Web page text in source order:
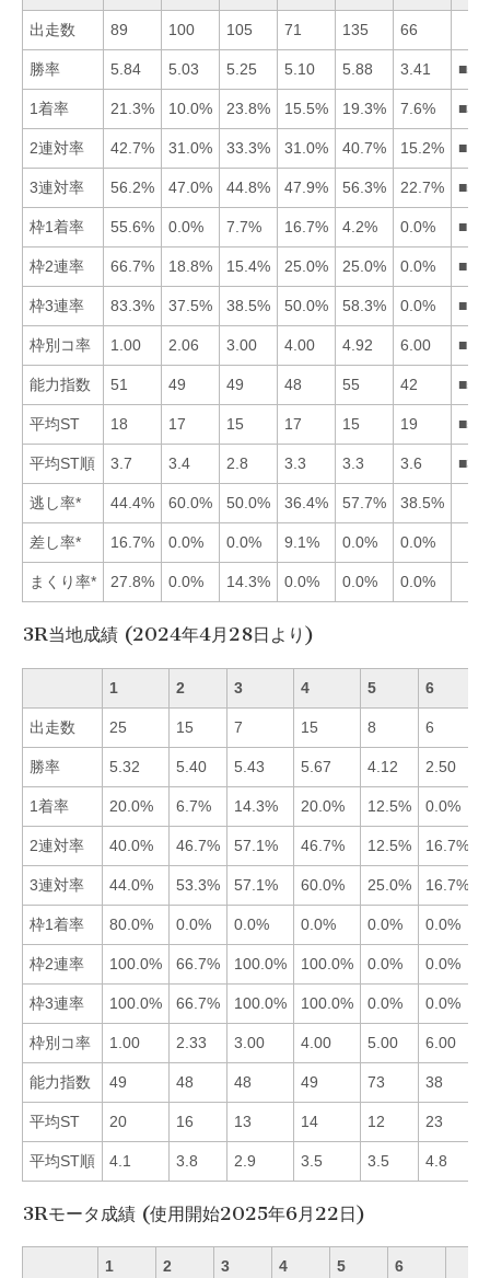
出走数 89 100 105 71 135 66
勝率 5.84 5.03 5.25 5.10 5.88 3.41
1着率 21.3% 10.0% 23.8% 15.5% 19.3% 7.6%
2連対率 42.7% 31.0% 33.3% 31.0% 40.7% 15.2%
3連対率 56.2% 47.0% 44.8% 47.9% 56.3% 22.7%
枠1着率 55.6% 0.0% 7.7% 16.7% 4.2% 0.0%
枠2連率 66.7% 18.8% 15.4% 25.0% 25.0% 0.0%
枠3連率 83.3% 37.5% 38.5% 50.0% 58.3% 0.0%
枠別コ率 1.00 2.06 3.00 4.00 4.92 6.00
能力指数 51 49 49 48 55 42
平均ST 18 17 15 17 15 19
平均ST順 3.7 3.4 2.8 3.3 3.3 3.6
逃し率* 44.4% 60.0% 50.0% 36.4% 57.7% 38.5%
差し率* 16.7% 0.0% 0.0% 9.1% 0.0% 0.0%
まくり率* 27.8% 0.0% 14.3% 0.0% 0.0% 0.0%
3R当地成績 (2024年4月28日より)
1 2 3 4 5 6
出走数 25 15 7 15 8 6
勝率 5.32 5.40 5.43 5.67 4.12 2.50
1着率 20.0% 6.7% 14.3% 20.0% 12.5% 0.0%
2連対率 40.0% 46.7% 57.1% 46.7% 12.5% 16.7%
3連対率 44.0% 53.3% 57.1% 60.0% 25.0% 16.7%
枠1着率 80.0% 0.0% 0.0% 0.0% 0.0% 0.0%
枠2連率 100.0% 66.7% 100.0% 100.0% 0.0% 0.0%
枠3連率 100.0% 66.7% 100.0% 100.0% 0.0% 0.0%
枠別コ率 1.00 2.33 3.00 4.00 5.00 6.00
能力指数 49 48 48 49 73 38
平均ST 20 16 13 14 12 23
平均ST順 4.1 3.8 2.9 3.5 3.5 4.8
3Rモータ成績 (使用開始2025年6月22日)
1 2 3 4 5 6